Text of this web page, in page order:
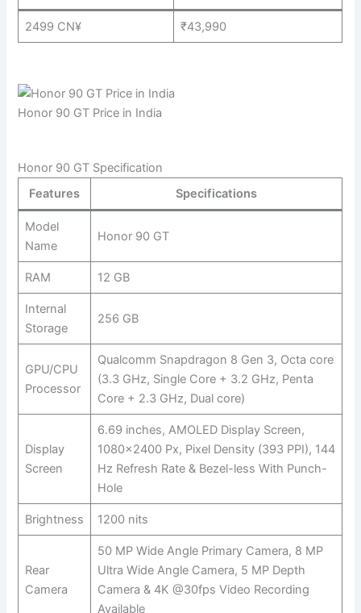
2499 CN¥ ₹43,990
Honor 90 GT Price in India
Honor 90 GT Specification
Features
Specifications
Model
Name
Honor 90 GT
RAM 12 GB
Internal
Storage
256 GB
GPU/CPU
Processor
Qualcomm Snapdragon 8 Gen 3, Octa core
(3.3 GHz, Single Core + 3.2 GHz, Penta
Core + 2.3 GHz, Dual core)
Display
Screen
6.69 inches, AMOLED Display Screen,
1080×2400 Px, Pixel Density (393 PPI), 144
Hz Refresh Rate & Bezel-less With Punch-
Hole
Brightness 1200 nits
Rear
Camera
50 MP Wide Angle Primary Camera, 8 MP
Ultra Wide Angle Camera, 5 MP Depth
Camera & 4K @30fps Video Recording
Available